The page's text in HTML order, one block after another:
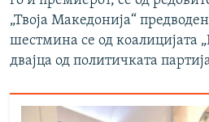
„Твоја Македонија“
шестмина се од коалицијата
двајца од политичката